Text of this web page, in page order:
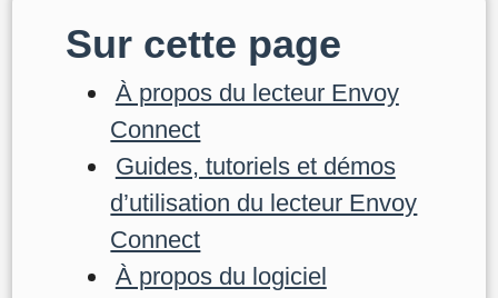
Sur cette page
À propos du lecteur Envoy
Connect
Guides, tutoriels et démos
d’utilisation du lecteur Envoy
Connect
À propos du logiciel